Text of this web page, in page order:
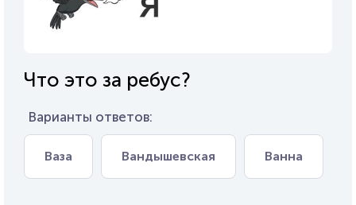
Что это за ребус?
Варианты ответов:
Ваза Вандышевская Ванна